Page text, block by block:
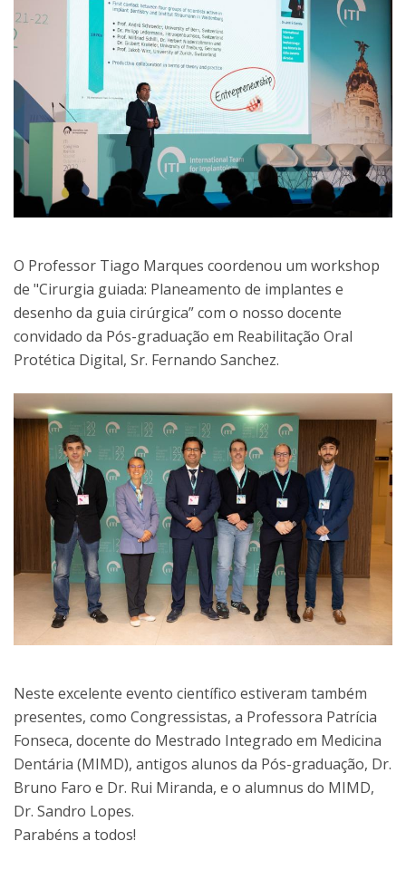
O Professor Tiago Marques coordenou um workshop
de "Cirurgia guiada: Planeamento de implantes e
desenho da guia cirúrgica” com o nosso docente
convidado da Pós-graduação em Reabilitação Oral
Protética Digital, Sr. Fernando Sanchez.
Neste excelente evento científico estiveram também
presentes, como Congressistas, a Professora Patrícia
Fonseca, docente do Mestrado Integrado em Medicina
Dentária (MIMD), antigos alunos da Pós-graduação, Dr.
Bruno Faro e Dr. Rui Miranda, e o alumnus do MIMD,
Dr. Sandro Lopes.
Parabéns a todos!